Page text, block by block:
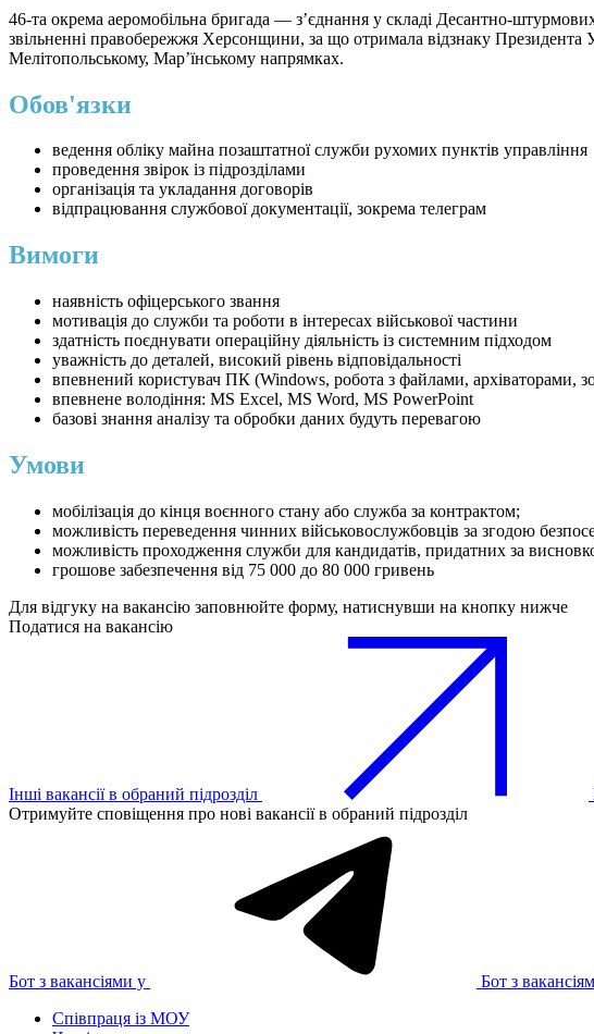
46-та окрема аеромобільна бригада — з’єднання у складі Десантно-
звільненні правобережжя Херсонщини, за що отримала відзнаку Президента
Мелітопольському, Мар’їнському напрямках.
Обов'язки
ведення обліку майна позаштатної служби рухомих пунктів управління
проведення звірок із підрозділами
організація та укладання договорів
відпрацювання службової документації, зокрема телеграм
Вимоги
наявність офіцерського звання
мотивація до служби та роботи в інтересах військової частини
здатність поєднувати операційну діяльність із системним підходом
уважність до деталей, високий рівень відповідальності
впевнений користувач ПК (Windows, робота з файлами, архіваторами,
впевнене володіння: MS Excel, MS Word, MS PowerPoint
базові знання аналізу та обробки даних будуть перевагою
Умови
мобілізація до кінця воєнного стану або служба за контрактом;
можливість переведення чинних військовослужбовців за згодою
можливість проходження служби для кандидатів, придатних за
грошове забезпечення від 75 000 до 80 000 гривень
Для відгуку на вакансію заповнюйте форму, натиснувши на кнопку нижче
Податися на вакансію
Інші вакансії в обраний підрозділ
Отримуйте сповіщення про нові вакансії в обраний підрозділ
Бот з вакансіями у
Бот з
Співпраця із МОУ